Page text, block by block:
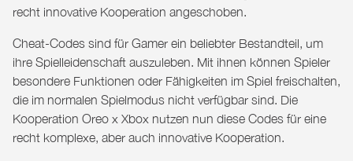
recht innovative Kooperation angeschoben.
Cheat-Codes sind für Gamer ein beliebter Bestandteil, um
ihre Spielleidenschaft auszuleben. Mit ihnen können Spieler
besondere Funktionen oder Fähigkeiten im Spiel freischalten,
die im normalen Spielmodus nicht verfügbar sind. Die
Kooperation Oreo x Xbox nutzen nun diese Codes für eine
recht komplexe, aber auch innovative Kooperation.